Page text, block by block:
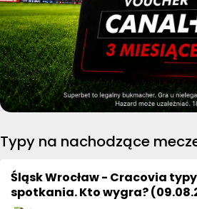
Typy na nachodzące
Śląsk Wrocław - Cracovia
spotkania. Kto wygra?